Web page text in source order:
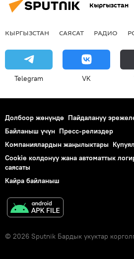
Кыргызстан
КЫРГЫЗСТАН САЯСАТ РАДИО
Telegram VK
Долбоор жөнүндө Пайдалануу
Байланыш үчүн Пресс-релиздер
Компаниялардын жаңылыктары
Cookie колдонуу жана автоматтык
саясаты
Кайра байланыш
© 2026 Sputnik Бардык укуктар